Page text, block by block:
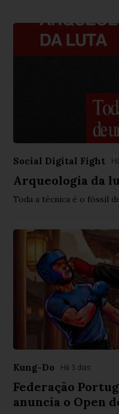
Social Digital Fight
Arqueologia da
Toda a técnica é o fóssil
Kung-Do Há 3 dias
Federação
anuncia o Open